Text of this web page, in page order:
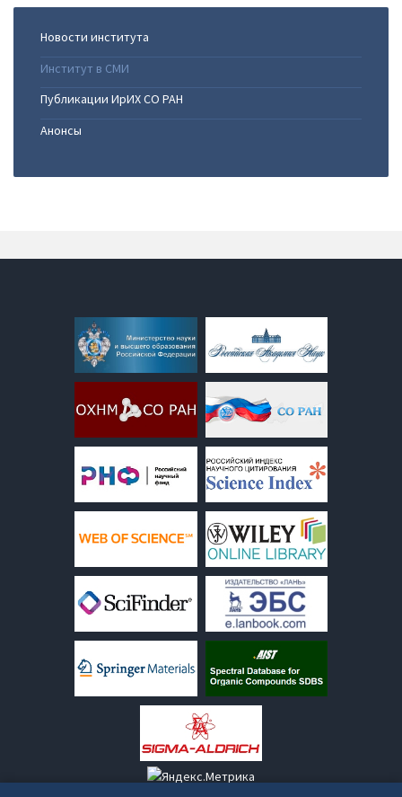
Новости института
Институт в СМИ
Публикации ИрИХ СО РАН
Анонсы